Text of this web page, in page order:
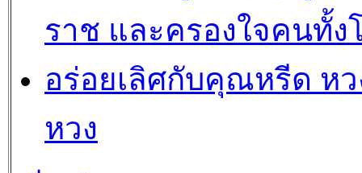
ราช และครองใจคนทั้ง
อร่อยเลิศกับคุณหรีด หว
หวง